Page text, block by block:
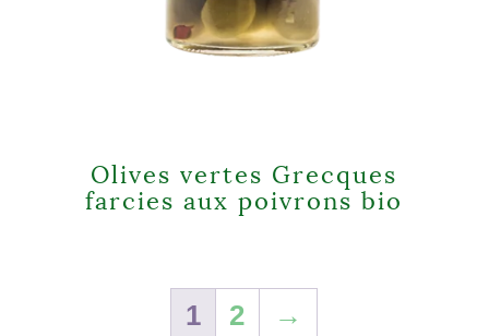
Olives vertes Grecques
farcies aux poivrons bio
1 2 →